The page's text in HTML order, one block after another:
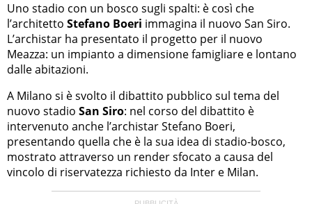
Uno stadio con un bosco sugli spalti: è così che
l’architetto Stefano Boeri immagina il nuovo San Siro.
L’archistar ha presentato il progetto per il nuovo
Meazza: un impianto a dimensione famigliare e lontano
dalle abitazioni.
A Milano si è svolto il dibattito pubblico sul tema del
nuovo stadio San Siro: nel corso del dibattito è
intervenuto anche l’archistar Stefano Boeri,
presentando quella che è la sua idea di stadio-bosco,
mostrato attraverso un render sfocato a causa del
vincolo di riservatezza richiesto da Inter e Milan.